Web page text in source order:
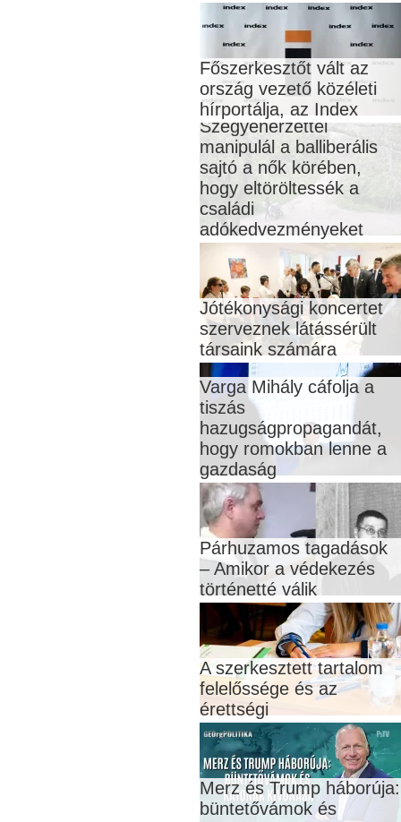
Főszerkesztőt vált az
ország vezető közéleti
hírportálja, az Index
Szégyenérzettel
manipulál a balliberális
sajtó a nők körében,
hogy eltöröltessék a
családi
adókedvezményeket
Jótékonysági koncertet
szerveznek látássérült
társaink számára
Varga Mihály cáfolja a
tiszás
hazugságpropagandát,
hogy romokban lenne a
gazdaság
Párhuzamos tagadások
– Amikor a védekezés
történetté válik
A szerkesztett tartalom
felelőssége és az
érettségi
Merz és Trump háborúja:
büntetővámok és